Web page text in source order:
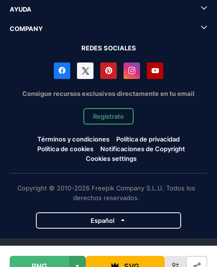
AYUDA
COMPANY
REDES SOCIALES
Consigue recursos exclusivos directamente en tu email
Regístrate
Términos y condiciones
Política de privacidad
Política de cookies
Notificaciones de Copyright
Cookies settings
Copyright © 2010-2026 Freepik Company S.L.U. Todos los
derechos reservados.
Español